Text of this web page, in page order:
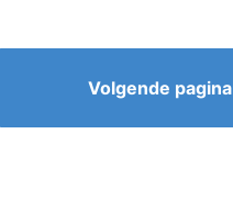
Volgende pagina